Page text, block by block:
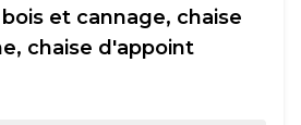
et cannage, chaise
chaise d'appoint